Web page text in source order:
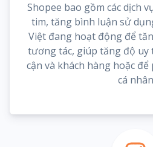
Shopee bao gồm các dịch
tim, tăng bình luận sử
Việt đang hoạt động để
tương tác, giúp tăng độ
cận và khách hàng hoặc để
cá nhân